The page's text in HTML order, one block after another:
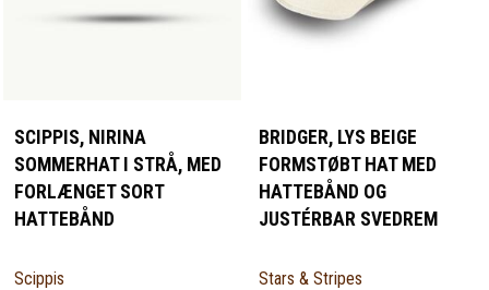
SCIPPIS, NIRINA
SOMMERHAT I STRÅ, MED
FORLÆNGET SORT
HATTEBÅND
Scippis
BRIDGER, LYS BEIGE
FORMSTØBT HAT MED
HATTEBÅND OG
JUSTÉRBAR SVEDREM
Stars & Stripes